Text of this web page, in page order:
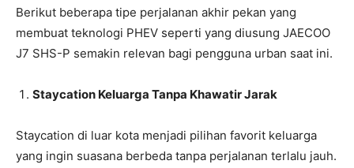
Berikut beberapa tipe perjalanan akhir pekan yang
membuat teknologi PHEV seperti yang diusung JAECOO
J7 SHS-P semakin relevan bagi pengguna urban saat ini.
Staycation Keluarga Tanpa Khawatir Jarak
Staycation di luar kota menjadi pilihan favorit keluarga
yang ingin suasana berbeda tanpa perjalanan terlalu jauh.